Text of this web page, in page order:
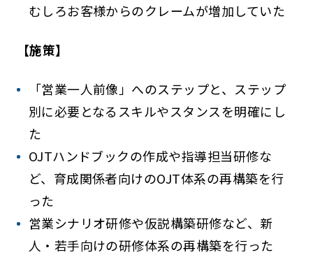
むしろお客様からのクレームが増加していた
【施策】
「営業一人前像」へのステップと、ステップ
別に必要となるスキルやスタンスを明確にし
た
OJTハンドブックの作成や指導担当研修な
ど、育成関係者向けのOJT体系の再構築を行
った
営業シナリオ研修や仮説構築研修など、新
人・若手向けの研修体系の再構築を行った